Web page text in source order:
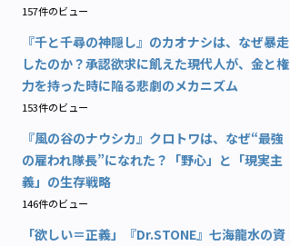
157件のビュー
『千と千尋の神隠し』のカオナシは、なぜ暴走
したのか？承認欲求に飢えた現代人が、金と権
力を持った時に陥る悲劇のメカニズム
153件のビュー
『風の谷のナウシカ』クロトワは、なぜ“最強
の雇われ隊長”になれた？「野心」と「現実主
義」の生存戦略
146件のビュー
「欲しい＝正義」『Dr.STONE』七海龍水の資